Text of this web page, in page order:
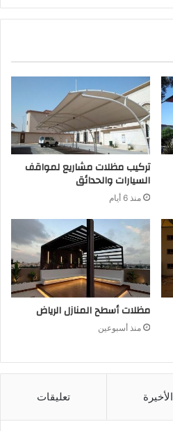
تركيب مظلات مشاريع لمواقف
السيارات والحدائق
منذ 6 أيام
مظلات أسطح المنازل الرياض
منذ أسبوعين
الأخيرة تعليقات